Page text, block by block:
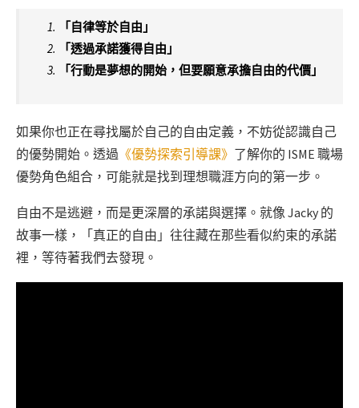
「自律等於自由」
「透過承諾獲得自由」
「行動是夢想的開始，但要願意承擔自由的代價」
如果你也正在尋找屬於自己的自由定義，不妨從認識自己
的優勢開始。透過 《優勢探索引導課》 了解你的 ISME 職場
優勢角色組合，可能就是找到理想職涯方向的第一步。
自由不是逃避，而是更深層的承諾與選擇。就像 Jacky 的
故事一樣，「真正的自由」往往藏在那些看似約束的承諾
裡，等待著我們去發現。